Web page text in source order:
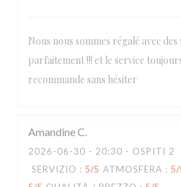
Nous nous sommes régalé avec
parfaitement !!! et le service
recommande sans hésiter
AmandineC
2026-06-30 - 20:30 - OSPITI 2
SERVIZIO : 5/5 ATMOSFERA : 5/